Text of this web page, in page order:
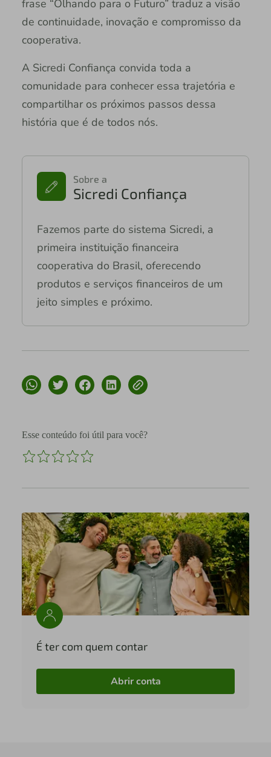
frase “Olhando para o Futuro” traduz a visão
de continuidade, inovação e compromisso da
cooperativa.
A Sicredi Confiança convida toda a
comunidade para conhecer essa trajetória e
compartilhar os próximos passos dessa
história que é de todos nós.
Sobre a
Sicredi Confiança
Fazemos parte do sistema Sicredi, a
primeira instituição financeira
cooperativa do Brasil, oferecendo
produtos e serviços financeiros de um
jeito simples e próximo.
Esse conteúdo foi útil para você?
É ter com quem contar
Abrir conta